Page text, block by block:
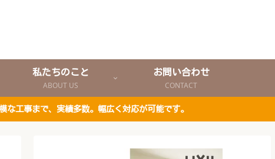
私たちのこと
ABOUT US
お問い合わせ
CONTACT
工事まで、実績多数。幅広く対応が可能です。